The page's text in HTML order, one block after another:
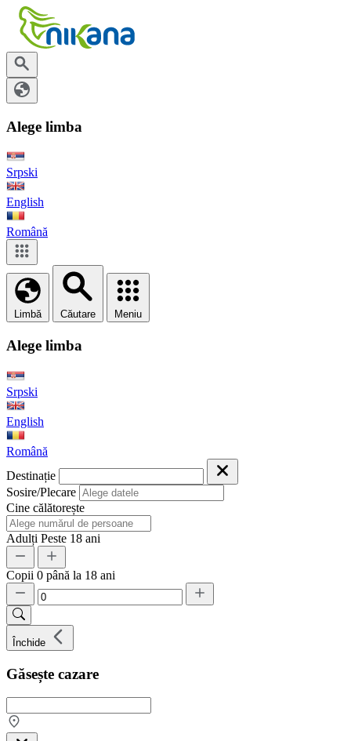
Alege limba
Srpski
English
Română
Limbă Căutare Meniu
Alege limba
Srpski
English
Română
Destinație
Sosire/Plecare
Cine călătorește
Adulți Peste 18 ani
Copii 0 până la 18 ani
Închide
Găsește cazare